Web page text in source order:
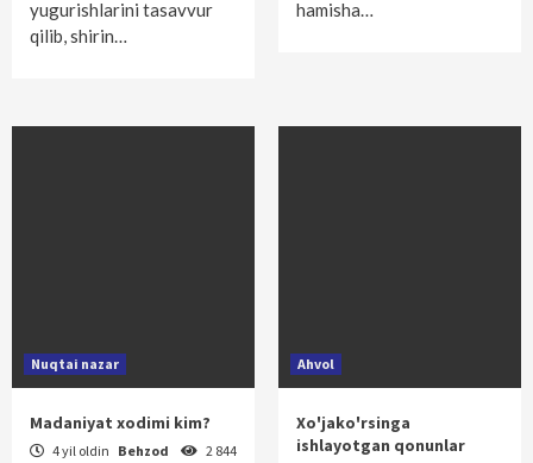
yugurishlarini tasavvur
qilib, shirin…
hamisha…
Nuqtai nazar
Madaniyat xodimi kim?
4 yil oldin Behzod 2 844
Ahvol
Xo'jako'rsinga
ishlayotgan qonunlar